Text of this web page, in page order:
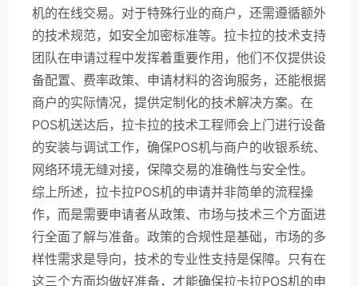
机的在线交易。对于特殊行业的商户，还需遵循额外
的技术规范，如安全加密标准等。拉卡拉的技术支持
团队在申请过程中发挥着重要作用，他们不仅提供设
备配置、费率政策、申请材料的咨询服务，还能根据
商户的实际情况，提供定制化的技术解决方案。在
POS机送达后，拉卡拉的技术工程师会上门进行设备
的安装与调试工作，确保POS机与商户的收银系统、
网络环境无缝对接，保障交易的准确性与安全性。
综上所述，拉卡拉POS机的申请并非简单的流程操
作，而是需要申请者从政策、市场与技术三个方面进
行全面了解与准备。政策的合规性是基础，市场的多
样性需求是导向，技术的专业性支持是保障。只有在
这三个方面均做好准备，才能确保拉卡拉POS机的申